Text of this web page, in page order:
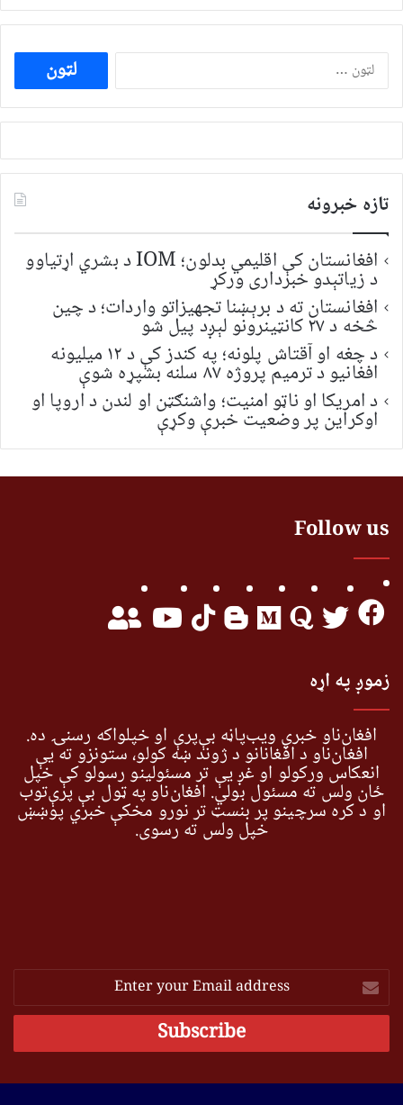
ددی
لپاره
لټون:
تازه خبرونه
افغانستان کې اقلیمي بدلون؛ IOM د بشري اړتیاوو
د زیاتېدو خبرداری ورکړ
افغانستان ته د برېښنا تجهیزاتو واردات؛ د چین
څخه د ۲۷ کانټینرونو لېږد پیل شو
د چغه او آقتاش پلونه؛ په کندز کې د ۱۲ میلیونه
افغانیو د ترمیم پروژه ۸۷ سلنه بشپړه شوې
د امریکا او ناټو امنیت؛ واشنګټن او لندن د اروپا او
اوکراین پر وضعیت خبرې وکړې
Follow us
زموږ په اړه
افغان‌ناو خبري ویب‌پاڼه بې‌پرې او خپلواکه رسنۍ ده.
افغان‌ناو د افغانانو د ژوند ښه کولو، ستونزو ته یې
انعکاس ورکولو او غږ یې تر مسئولینو رسولو کې خپل
ځان ولس ته مسئول بولي. افغان‌ناو په ټول بې پرې‌توب
او د کره سرچینو پر بنسټ تر نورو مخکې خبري پوښښ
خپل ولس ته رسوي.
Enter
your
Email